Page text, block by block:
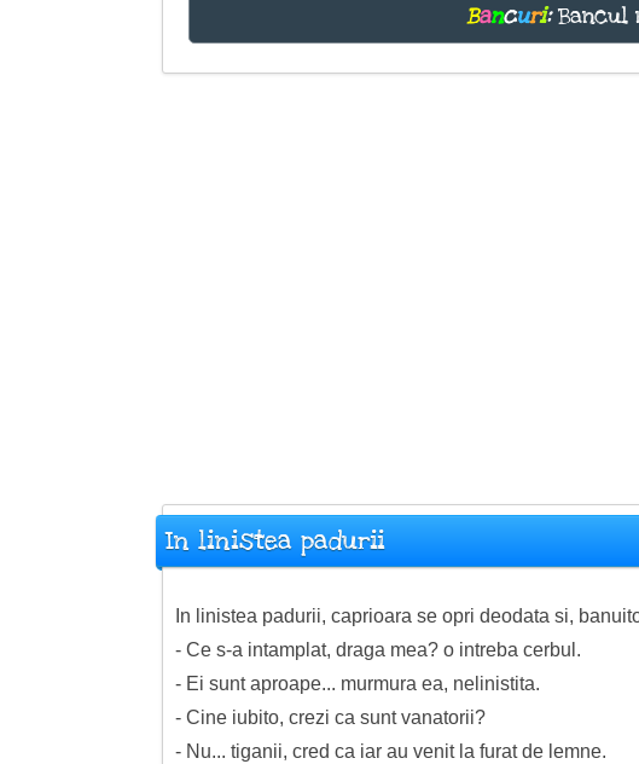
Bancuri:Bancul
In linistea padurii
In linistea padurii, caprioara se opri deodata si,
- Ce s-a intamplat, draga mea? o intreba cerbul.
- Ei sunt aproape... murmura ea, nelinistita.
- Cine iubito, crezi ca sunt vanatorii?
- Nu... tiganii, cred ca iar au venit la furat de lemne.